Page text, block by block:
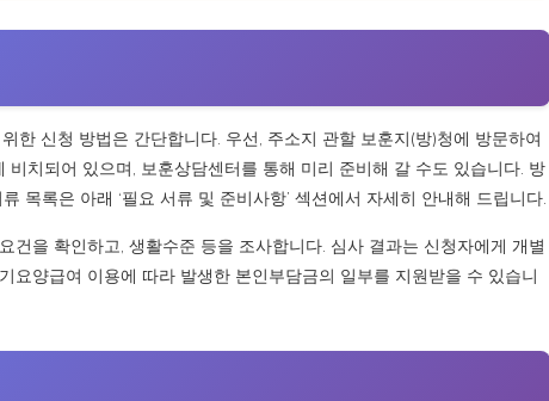
한 신청 방법은 간단합니다. 우선, 주소지 관할 보훈지(방)청에 방문하여
치되어 있으며, 보훈상담센터를 통해 미리 준비해 갈 수도 있습니다. 방
목록은 아래 ‘필요 서류 및 준비사항’ 섹션에서 자세히 안내해 드립니다.
건을 확인하고, 생활수준 등을 조사합니다. 심사 결과는 신청자에게 개별
요양급여 이용에 따라 발생한 본인부담금의 일부를 지원받을 수 있습니